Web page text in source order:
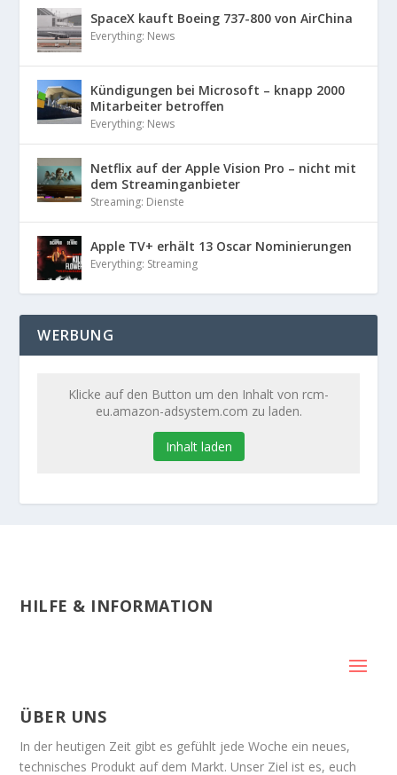
SpaceX kauft Boeing 737-800 von AirChina
Everything: News
Kündigungen bei Microsoft – knapp 2000
Mitarbeiter betroffen
Everything: News
Netflix auf der Apple Vision Pro – nicht mit
dem Streaminganbieter
Streaming: Dienste
Apple TV+ erhält 13 Oscar Nominierungen
Everything: Streaming
WERBUNG
Klicke auf den Button um den Inhalt von rcm-
eu.amazon-adsystem.com zu laden.
Inhalt laden
HILFE & INFORMATION
ÜBER UNS
In der heutigen Zeit gibt es gefühlt jede Woche ein neues,
technisches Produkt auf dem Markt. Unser Ziel ist es, euch